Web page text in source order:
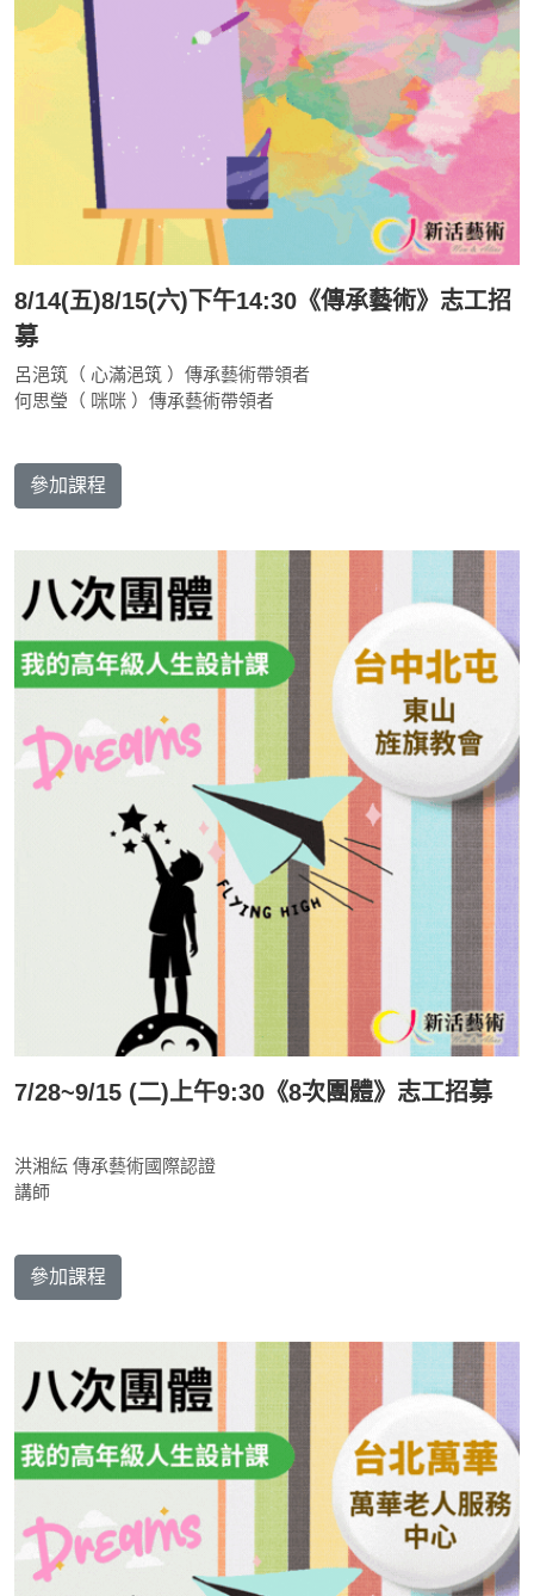
8/14(五)8/15(六)下午14:30《傳承藝術》志工招
募
呂浥筑（ 心滿浥筑 ）傳承藝術帶領者
何思瑩（ 咪咪 ）傳承藝術帶領者
參加課程
7/28~9/15 (二)上午9:30《8次團體》志工招募
洪湘紜 傳承藝術國際認證
講師
參加課程